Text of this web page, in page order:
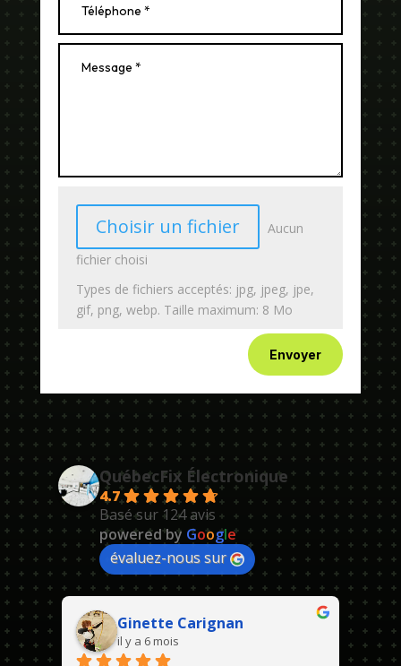
Choisir un fichier
Aucun
fichier choisi
Types de fichiers acceptés: jpg, jpeg, jpe,
gif, png, webp. Taille maximum: 8 Mo
Envoyer
QuébecFix Électronique
4.7
Basé sur 124 avis
powered by Google
évaluez-nous sur
Ginette Carignan
il y a 6 mois